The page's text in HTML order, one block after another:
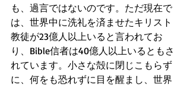
も、過言ではないのです。ただ現在で
は、世界中に洗礼を済ませたキリスト
教徒が23億人以上いると言われてお
り、Bible信者は40億人以上いるともさ
れています。小さな殻に閉じこもらず
に、何をも恐れずに目を醒まし、世界